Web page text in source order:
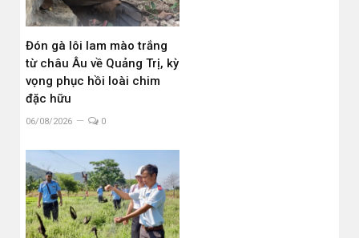
Đón gà lôi lam mào trắng
từ châu Âu về Quảng Trị, kỳ
vọng phục hồi loài chim
đặc hữu
06/08/2026 0